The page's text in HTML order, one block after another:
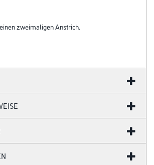
zweimaligen Anstrich.